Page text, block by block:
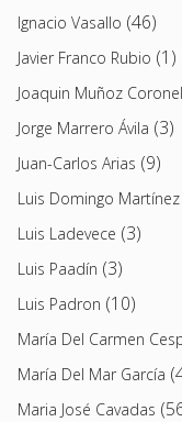
Ignacio Vasallo (46)
Javier Franco Rubio (1)
Joaquin Muñoz Coronel
Jorge Marrero Ávila (3)
Juan-Carlos Arias (9)
Luis Domingo Martínez
Luis Ladevece (3)
Luis Paadín (3)
Luis Padron (10)
María Del Carmen
María Del Mar García
Maria José Cavadas